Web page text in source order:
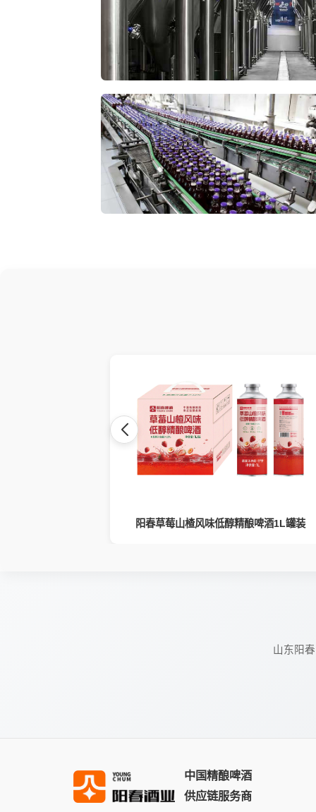
阳春草莓山楂风味低醇精酿啤酒1L罐装
山东阳
中国精酿啤酒
供应链服务商